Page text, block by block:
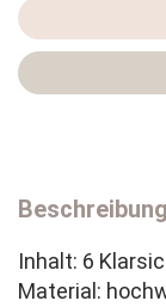
Beschreibung
Inhalt: 6
Material: